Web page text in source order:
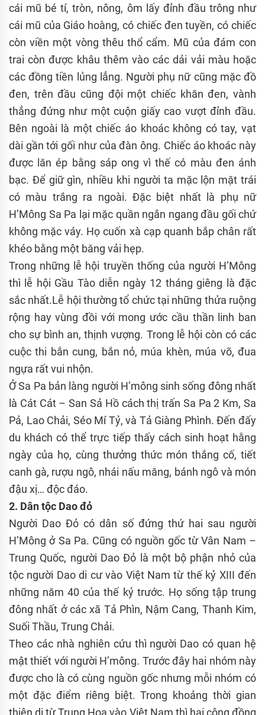
cái mũ bé tí, tròn, nông, ôm lấy đỉnh đầu trông như
cái mũ của Giáo hoàng, có chiếc đen tuyền, có chiếc
còn viền một vòng thêu thổ cẩm. Mũ của đám con
trai còn được khâu thêm vào các dải vải màu hoặc
các đồng tiền lủng lẳng. Người phụ nữ cũng mặc đồ
đen, trên đầu cũng đội một chiếc khăn đen, vành
thẳng đứng như một cuộn giấy cao vượt đỉnh đầu.
Bên ngoài là một chiếc áo khoác không có tay, vạt
dài gần tới gối như của đàn ông. Chiếc áo khoác này
được lăn ép bằng sáp ong vì thế có màu đen ánh
bạc. Để giữ gìn, nhiều khi người ta mặc lộn mặt trái
có màu trắng ra ngoài. Đặc biệt nhất là phụ nữ
H’Mông Sa Pa lại mặc quần ngắn ngang đầu gối chứ
không mặc váy. Họ cuốn xà cạp quanh bắp chân rất
khéo bằng một băng vải hẹp.
Trong những lễ hội truyền thống của người H’Mông
thì lễ hội Gầu Tào diễn ngày 12 tháng giêng là đặc
sắc nhất.Lễ hội thường tổ chức tại những thửa ruộng
rộng hay vùng đồi với mong ước cầu thần linh ban
cho sự bình an, thịnh vượng. Trong lễ hội còn có các
cuộc thi bắn cung, bắn nỏ, múa khèn, múa võ, đua
ngựa rất vui nhộn.
Ở Sa Pa bản làng người H’mông sinh sống đông nhất
là Cát Cát – San Sả Hồ cách thị trấn Sa Pa 2 Km, Sa
Pả, Lao Chải, Séo Mí Tỷ, và Tả Giàng Phình. Đến đấy
du khách có thể trực tiếp thấy cách sinh hoạt hằng
ngày của họ, cùng thưởng thức món thắng cố, tiết
canh gà, rượu ngô, nhái nấu măng, bánh ngô và món
đậu xị… độc đáo.
2. Dân tộc Dao đỏ
Người Dao Đỏ có dân số đứng thứ hai sau người
H’Mông ở Sa Pa. Cũng có nguồn gốc từ Vân Nam –
Trung Quốc, người Dao Đỏ là một bộ phận nhỏ của
tộc người Dao di cư vào Việt Nam từ thế kỷ XIII đến
những năm 40 của thế kỷ trước. Họ sống tập trung
đông nhất ở các xã Tả Phìn, Nậm Cang, Thanh Kim,
Suối Thầu, Trung Chải.
Theo các nhà nghiên cứu thì người Dao có quan hệ
mật thiết với người H’mông. Trước đây hai nhóm này
được cho là có cùng nguồn gốc nhưng mỗi nhóm có
một đặc điểm riêng biệt. Trong khoảng thời gian
thiên di từ Trung Hoa vào Việt Nam thì hai cộng đồng